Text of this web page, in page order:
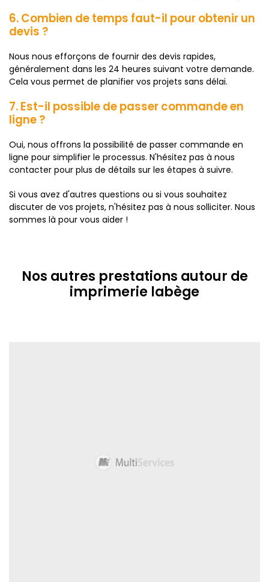
6. Combien de temps faut-il pour obtenir un
devis ?
Nous nous efforçons de fournir des devis rapides,
généralement dans les 24 heures suivant votre demande.
Cela vous permet de planifier vos projets sans délai.
7. Est-il possible de passer commande en
ligne ?
Oui, nous offrons la possibilité de passer commande en
ligne pour simplifier le processus. N'hésitez pas à nous
contacter pour plus de détails sur les étapes à suivre.
Si vous avez d'autres questions ou si vous souhaitez
discuter de vos projets, n'hésitez pas à nous solliciter. Nous
sommes là pour vous aider !
Nos autres prestations autour de
imprimerie labège